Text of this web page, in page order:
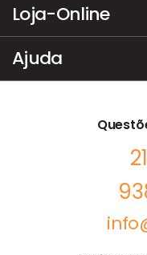
Loja-Online
Ajuda